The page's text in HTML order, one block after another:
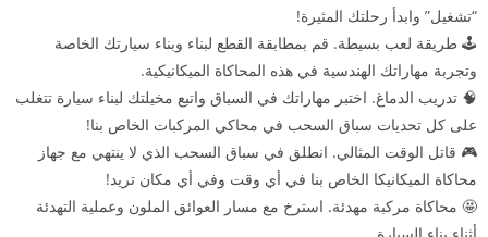
“تشغيل” وابدأ رحلتك المثيرة!
🕹️ طريقة لعب بسيطة. قم بمطابقة القطع لبناء وبناء سيارتك الخاصة
وتجربة مهاراتك الهندسية في هذه المحاكاة الميكانيكية.
🧠 تدريب الدماغ. اختبر مهاراتك في السباق واتبع مخيلتك لبناء سيارة تتغلب
على كل تحديات سباق السحب في محاكي المركبات الخاص بنا!
🎮 قاتل الوقت المثالي. انطلق في سباق السحب الذي لا ينتهي مع جهاز
محاكاة الميكانيكا الخاص بنا في أي وقت وفي أي مكان تريد!
🤩 محاكاة مركبة مهدئة. استرخ مع مسار العوائق الملون وعملية التهدئة